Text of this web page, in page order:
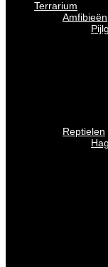
Terrarium
Amfibieën
Reptielen